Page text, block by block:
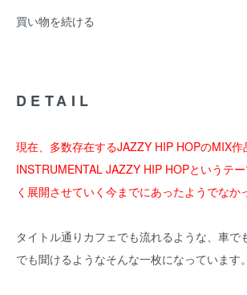
買い物を続ける
DETAIL
現在、多数存在するJAZZY HIP HOPのMIX作
INSTRUMENTAL JAZZY HIP HOPというテ
く展開させていく今までにあったようでなか
タイトル通りカフェでも流れるような、車で
でも聞けるようなそんな一枚になっています。